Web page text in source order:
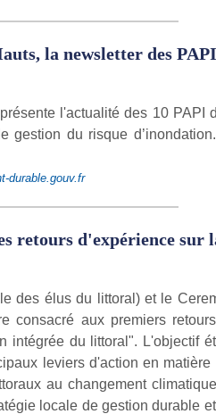
la newsletter des
présente l'actualité des 10 PAPI
gestion du risque
durable.gouv.fr
retours d'expérience sur
des élus du littoral) et le
consacré aux premiers
intégrée du littoral". L'objectif
leviers d'action en matière
au changement
locale de gestion durable